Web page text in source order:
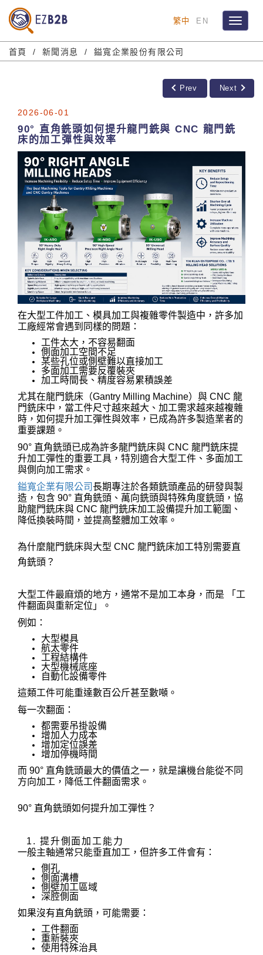
Toggle
繁中 EN
首頁 新聞消息 鎰寬企業股份有限公司
Prev Next
2026-06-01
90° 直角銑頭如何提升龍門銑與 CNC 龍門銑
床的加工彈性與效率
在大型工件加工、模具加工與複雜零件製造中，許多加
工廠經常會遇到同樣的問題：
工件太大，不容易翻面
側面加工空間不足
某些孔位或側壁難以直接加工
多面加工需要反覆裝夾
加工時間長、精度容易累積誤差
尤其在龍門銑床（Gantry Milling Machine）與 CNC 龍
門銑床中，當工件尺寸越來越大、加工需求越來越複雜
時，如何提升加工彈性與效率，已成為許多製造業者的
重要課題。
90° 直角銑頭已成為許多龍門銑床與 CNC 龍門銑床提
升加工彈性的重要工具，特別適合大型工件、多面加工
與側向加工需求。
鎰寬企業有限公司長期專注於各類銑頭產品的研發與製
造，包含 90° 直角銑頭、萬向銑頭與特殊角度銑頭，協
助龍門銑床與 CNC 龍門銑床加工設備提升加工範圍、
降低換裝時間，並提高整體加工效率。
為什麼龍門銑床與大型 CNC 龍門銑床加工特別需要直
角銑頭？
大型工件最麻煩的地方，通常不是加工本身，而是 「工
件翻面與重新定位」。
例如：
大型模具
航太零件
工程結構件
大型機械底座
自動化設備零件
這類工件可能重達數百公斤甚至數噸。
每一次翻面：
都需要吊掛設備
增加人力成本
增加定位誤差
增加停機時間
而 90° 直角銑頭最大的價值之一，就是讓機台能從不同
方向加工，降低工件翻面需求。
90° 直角銑頭如何提升加工彈性？
1. 提升側面加工能力
一般主軸通常只能垂直加工，但許多工件會有：
側孔
側面溝槽
側壁加工區域
深腔側面
如果沒有直角銑頭，可能需要：
工件翻面
重新裝夾
使用特殊治具